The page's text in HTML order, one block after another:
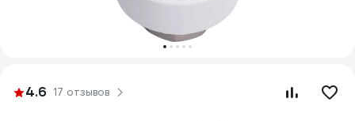
4.6 17 отзывов